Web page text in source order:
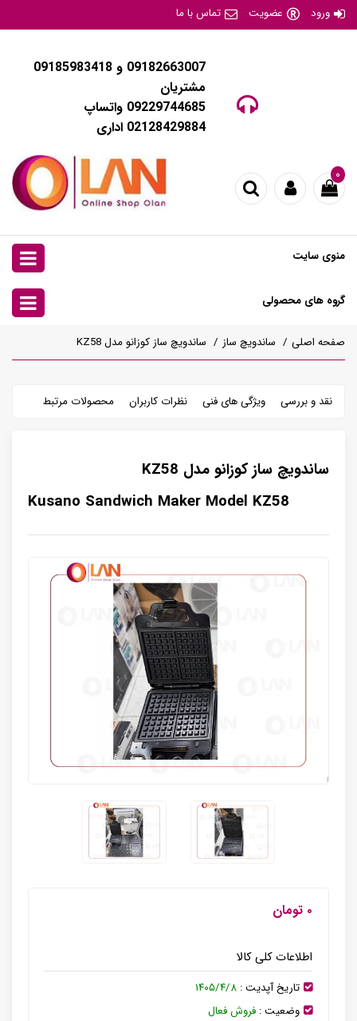
ورود عضویت تماس با ما
09182663007 و 09185983418
مشتریان
09229744685 واتساپ
02128429884 اداری
۰
منوی سایت
گروه های محصولی
صفحه اصلی ساندویچ ساز ساندویچ ساز کوزانو مدل KZ58
نقد و بررسی ویژگی های فنی نظرات کاربران محصولات مرتبط
ساندویچ ساز کوزانو مدل KZ58
Kusano Sandwich Maker Model KZ58
۰ تومان
اطلاعات کلی کالا
تاریخ آپدیت : ۱۴۰۵/۴/۸
وضعیت : فروش فعال